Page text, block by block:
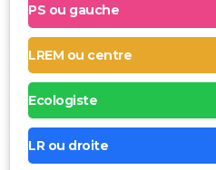
PS ou gauche
LREM ou centre
Ecologiste
LR ou droite